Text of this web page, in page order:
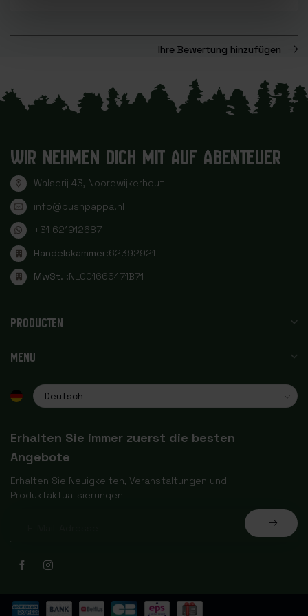
ik heb de Hultafors bijl (50cm) H009SV en de set van
Moraknife op het houthakkersfestival gekocht. Blij
Fred
Ihre Bewertung hinzufügen
WIR NEHMEN DICH MIT AUF ABENTEUER
Walserij 43, Noordwijkerhout
info@bushpappa.nl
+31 621912687
Handelskammer:62392921
MwSt. :NL001666471B71
PRODUCTEN
MENU
Erhalten Sie immer zuerst die besten
Angebote
Erhalten Sie Neuigkeiten, Veranstaltungen und
Produktaktualisierungen